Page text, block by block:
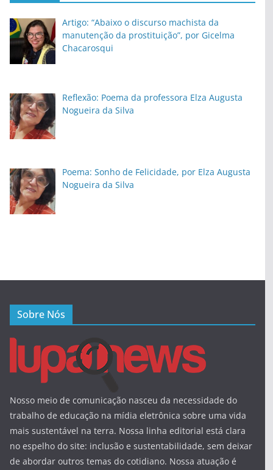
Artigo: “Abaixo o discurso machista da
manutenção da prostituição”, por Gicelma
Chacarosqui
Reflexão: Poema da professora Elza Augusta
Nogueira da Silva
Poema: Sonho de Felicidade, por Elza Augusta
Nogueira da Silva
Sobre Nós
Nosso meio de comunicação nasceu da necessidade do
trabalho de educação na mídia eletrônica sobre uma vida
mais sustentável na terra. Nossa linha editorial está clara
no espelho do site: inclusão e sustentabilidade, sem deixar
de abordar outros temas do cotidiano. Nossa atuação é